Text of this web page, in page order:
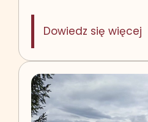
Dowiedz się więcej